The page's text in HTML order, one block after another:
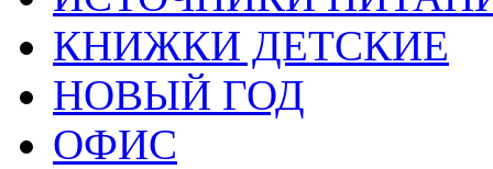
КНИЖКИ ДЕТСКИЕ
НОВЫЙ ГОД
ОФИС